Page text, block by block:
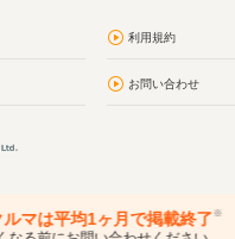
利用規約
お問い合わせ
ルマは平均1ヶ月で掲載終了※